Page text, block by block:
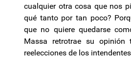
cualquier otra cosa que nos
qué tanto por tan poco?
que no quiere quedarse
Massa retrotrae su
reelecciones de los